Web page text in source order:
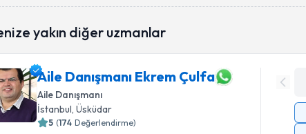
yakın diğer uzmanlar
Aile Danışmanı Ekrem Çulfa
Aile Danışmanı
İstanbul , Üsküdar
5 (174 Değerlendirme)